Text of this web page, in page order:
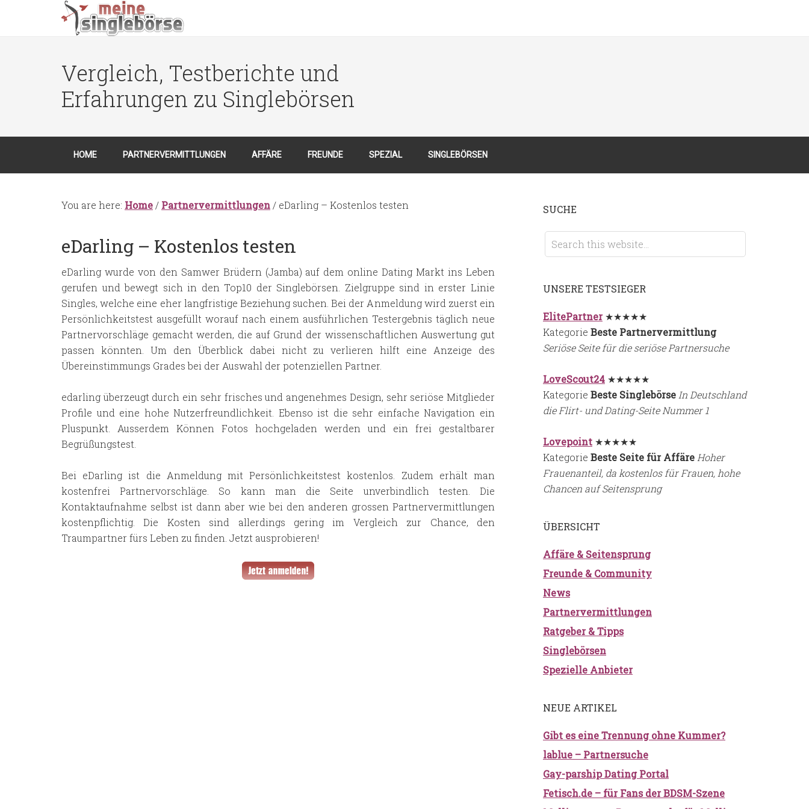
Vergleich, Testberichte und
Erfahrungen zu Singlebörsen
HOME PARTNERVERMITTLUNGEN AFFÄRE FREUNDE SPEZIAL SINGLEBÖRSEN
You are here: Home / Partnervermittlungen / eDarling – Kostenlos testen
eDarling – Kostenlos testen
eDarling wurde von den Samwer Brüdern (Jamba) auf dem online Dating Markt ins Leben
gerufen und bewegt sich in den Top10 der Singlebörsen. Zielgruppe sind in erster Linie
Singles, welche eine eher langfristige Beziehung suchen. Bei der Anmeldung wird zuerst ein
Persönlichkeitstest ausgefüllt worauf nach einem ausführlichen Testergebnis täglich neue
Partnervorschläge gemacht werden, die auf Grund der wissenschaftlichen Auswertung gut
passen könnten. Um den Überblick dabei nicht zu verlieren hilft eine Anzeige des
Übereinstimmungs Grades bei der Auswahl der potenziellen Partner.
edarling überzeugt durch ein sehr frisches und angenehmes Design, sehr seriöse Mitglieder
Profile und eine hohe Nutzerfreundlichkeit. Ebenso ist die sehr einfache Navigation ein
Pluspunkt. Ausserdem Können Fotos hochgeladen werden und ein frei gestaltbarer
Begrüßungstest.
Bei eDarling ist die Anmeldung mit Persönlichkeitstest kostenlos. Zudem erhält man
kostenfrei Partnervorschläge. So kann man die Seite unverbindlich testen. Die
Kontaktaufnahme selbst ist dann aber wie bei den anderen grossen Partnervermittlungen
kostenpflichtig. Die Kosten sind allerdings gering im Vergleich zur Chance, den
Traumpartner fürs Leben zu finden. Jetzt ausprobieren!
SUCHE
UNSERE TESTSIEGER
ElitePartner★★★★★
Kategorie Beste Partnervermittlung
Seriöse Seite für die seriöse Partnersuche
LoveScout24 ★★★★★
Kategorie Beste Singlebörse In Deutschland
die Flirt- und Dating-Seite Nummer 1
Lovepoint ★★★★★
Kategorie Beste Seite für Affäre Hoher
Frauenanteil, da kostenlos für Frauen, hohe
Chancen auf Seitensprung
ÜBERSICHT
Affäre & Seitensprung
Freunde & Community
News
Partnervermittlungen
Ratgeber & Tipps
Singlebörsen
Spezielle Anbieter
NEUE ARTIKEL
Gibt es eine Trennung ohne Kummer?
lablue – Partnersuche
Gay-parship Dating Portal
Fetisch.de – für Fans der BDSM-Szene